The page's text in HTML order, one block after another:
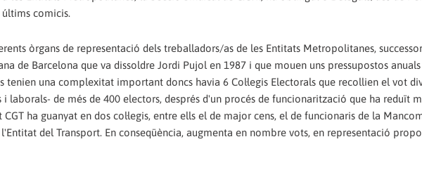
comicis.
òrgans de representació dels treballadors/as de les Entitats Metropolitanes,
de Barcelona que va dissoldre Jordi Pujol en 1987 i que mouen uns pressupostos anuals
tenien una complexitat important doncs havia 6 Col·legis Electorals que recollien el vot
laborals- de més de 400 electors, després d'un procés de funcionarització que ha reduït
ha guanyat en dos col·legis, entre ells el de major cens, el de funcionaris de la
del Transport. En conseqüència, augmenta en nombre vots, en representació